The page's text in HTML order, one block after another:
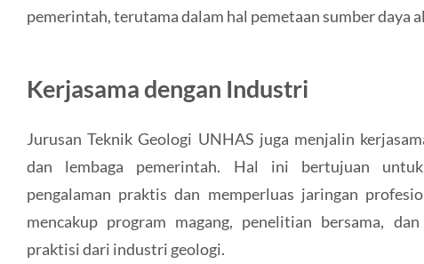
pemerintah, terutama dalam hal pemetaan sumber daya
Kerjasama dengan Industri
Jurusan Teknik Geologi UNHAS juga menjalin
dan lembaga pemerintah. Hal ini bertujuan untuk
pengalaman praktis dan memperluas jaringan
mencakup program magang, penelitian bersama,
praktisi dari industri geologi.